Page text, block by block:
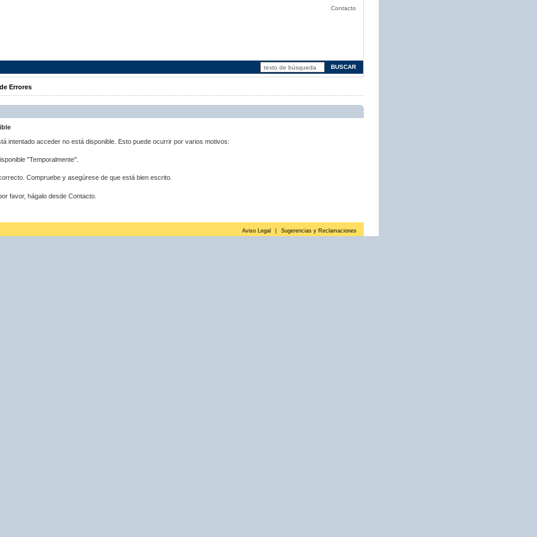
Contacto
Errores
intentado acceder no está disponible. Esto puede ocurrir por varios motivos:
"Temporalmente".
Compruebe y asegúrese de que está bien escrito.
favor, hágalo desde Contacto.
Aviso Legal Sugerencias y Reclamaciones